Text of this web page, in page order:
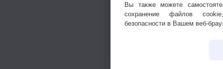
Вы также можете
сохранение файлов
безопасности в Вашем веб-